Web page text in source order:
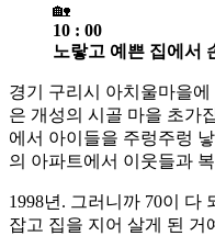
🏡
10 : 00
노랗고 예쁜 집에서
경기 구리시 아치울마을
은 개성의 시골 마을 초가
에서 아이들을 주렁주렁
의 아파트에서 이웃들과
1998년. 그러니까 70이 다
잡고 집을 지어 살게 된 거